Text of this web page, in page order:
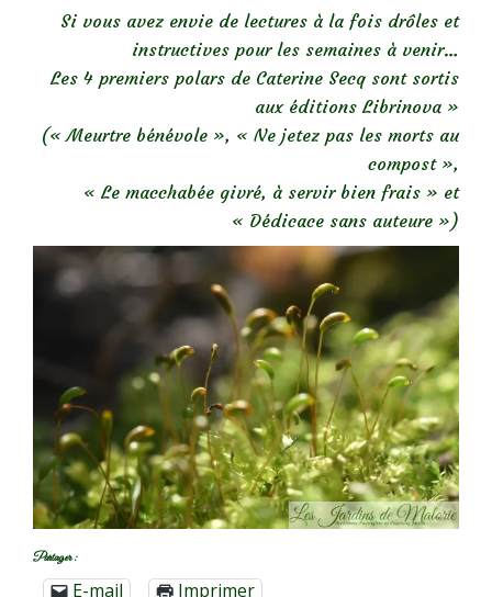
Si vous avez envie de lectures à la fois drôles et
instructives pour les semaines à venir…
Les 4 premiers polars de Caterine Secq sont sortis
aux éditions Librinova »
(« Meurtre bénévole », « Ne jetez pas les morts au
compost »,
« Le macchabée givré, à servir bien frais » et
« Dédicace sans auteure »)
Partager :
E-mail Imprimer